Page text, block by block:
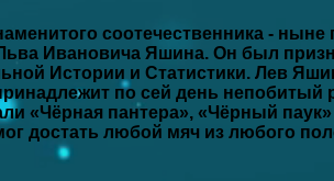
соотечественника - ныне
Ивановича Яшина. Он был
Истории и Статистики. Лев
по сей день непобитый
«Чёрная пантера», «Чёрный
достать любой мяч из любого